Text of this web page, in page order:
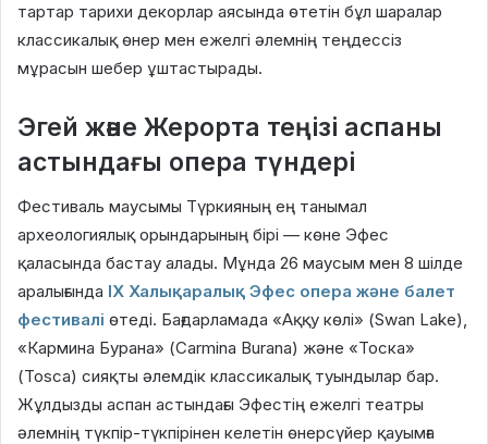
тартар тарихи декорлар аясында өтетін бұл шаралар
классикалық өнер мен ежелгі әлемнің теңдессіз
мұрасын шебер ұштастырады.
Эгей және Жерорта теңізі аспаны
астындағы опера түндері
Фестиваль маусымы Түркияның ең танымал
археологиялық орындарының бірі — көне Эфес
қаласында бастау алады. Мұнда 26 маусым мен 8 шілде
аралығында ІХ Халықаралық Эфес опера және балет
фестивалі өтеді. Бағдарламада «Аққу көлі» (Swan Lake),
«Кармина Бурана» (Carmina Burana) және «Тоска»
(Tosca) сияқты әлемдік классикалық туындылар бар.
Жұлдызды аспан астындағы Эфестің ежелгі театры
әлемнің түкпір-түкпірінен келетін өнерсүйер қауымға